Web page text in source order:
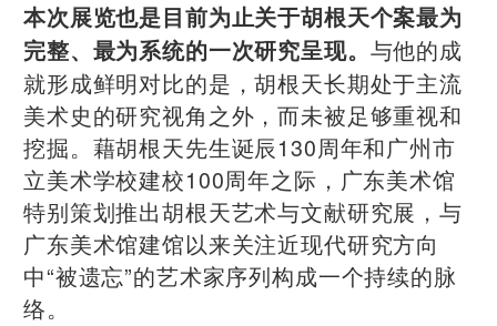
本次展览也是目前为止关于胡根天个案最为
完整、最为系统的一次研究呈现。 与他的成
就形成鲜明对比的是，胡根天长期处于主流
美术史的研究视角之外，而未被足够重视和
挖掘。藉胡根天先生诞辰130周年和广州市
立美术学校建校100周年之际，广东美术馆
特别策划推出胡根天艺术与文献研究展，与
广东美术馆建馆以来关注近现代研究方向
中“被遗忘”的艺术家序列构成一个持续的脉
络。